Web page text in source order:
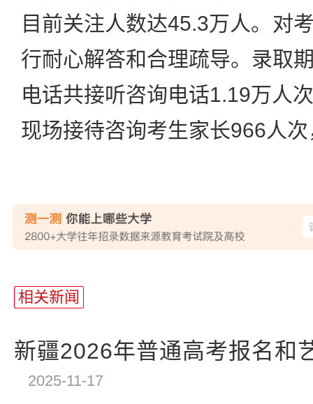
目前关注人数达45.3万人。对
行耐心解答和合理疏导。录取
电话共接听咨询电话1.19万人
现场接待咨询考生家长966人
相关新闻
新疆2026年普通高考报名和
2025-11-17